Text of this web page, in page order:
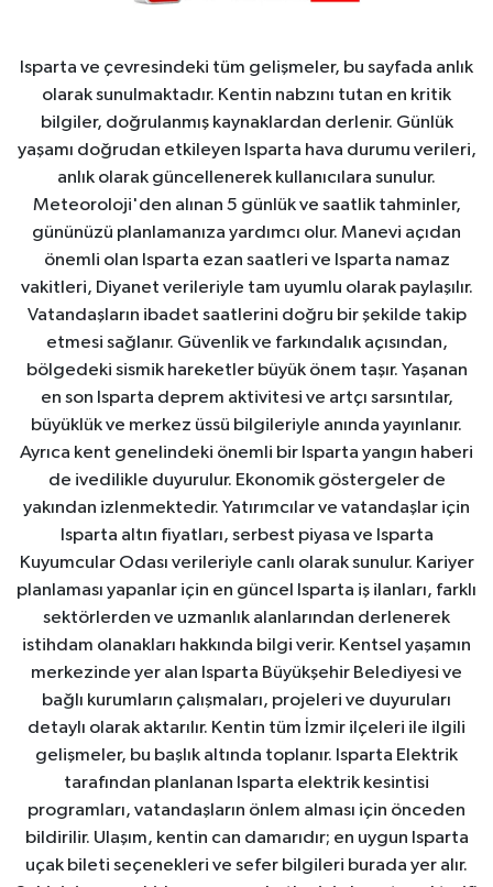
Isparta ve çevresindeki tüm gelişmeler, bu sayfada anlık
olarak sunulmaktadır. Kentin nabzını tutan en kritik
bilgiler, doğrulanmış kaynaklardan derlenir. Günlük
yaşamı doğrudan etkileyen Isparta hava durumu verileri,
anlık olarak güncellenerek kullanıcılara sunulur.
Meteoroloji'den alınan 5 günlük ve saatlik tahminler,
gününüzü planlamanıza yardımcı olur. Manevi açıdan
önemli olan Isparta ezan saatleri ve Isparta namaz
vakitleri, Diyanet verileriyle tam uyumlu olarak paylaşılır.
Vatandaşların ibadet saatlerini doğru bir şekilde takip
etmesi sağlanır. Güvenlik ve farkındalık açısından,
bölgedeki sismik hareketler büyük önem taşır. Yaşanan
en son Isparta deprem aktivitesi ve artçı sarsıntılar,
büyüklük ve merkez üssü bilgileriyle anında yayınlanır.
Ayrıca kent genelindeki önemli bir Isparta yangın haberi
de ivedilikle duyurulur. Ekonomik göstergeler de
yakından izlenmektedir. Yatırımcılar ve vatandaşlar için
Isparta altın fiyatları, serbest piyasa ve Isparta
Kuyumcular Odası verileriyle canlı olarak sunulur. Kariyer
planlaması yapanlar için en güncel Isparta iş ilanları, farklı
sektörlerden ve uzmanlık alanlarından derlenerek
istihdam olanakları hakkında bilgi verir. Kentsel yaşamın
merkezinde yer alan Isparta Büyükşehir Belediyesi ve
bağlı kurumların çalışmaları, projeleri ve duyuruları
detaylı olarak aktarılır. Kentin tüm İzmir ilçeleri ile ilgili
gelişmeler, bu başlık altında toplanır. Isparta Elektrik
tarafından planlanan Isparta elektrik kesintisi
programları, vatandaşların önlem alması için önceden
bildirilir. Ulaşım, kentin can damarıdır; en uygun Isparta
uçak bileti seçenekleri ve sefer bilgileri burada yer alır.